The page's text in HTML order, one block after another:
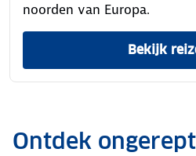
noorden van Europa.
Bekijk
Ontdek